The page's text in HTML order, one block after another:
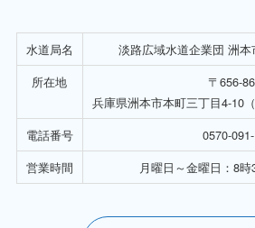
水道局名
淡路広域水道企業団 洲
所在地
〒656-
兵庫県洲本市本町三丁目4-10
電話番号
0570-
営業時間
月曜日～金曜日：8